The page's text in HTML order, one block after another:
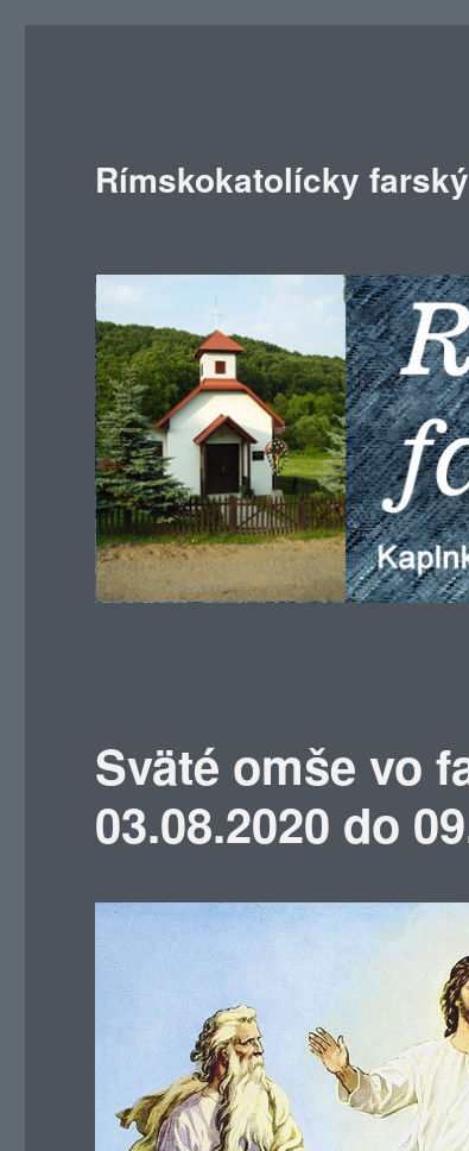
Rímskokatolícky
Sväté omše vo
03.08.2020 do